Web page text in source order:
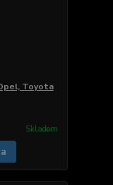
Toyota
Skladom